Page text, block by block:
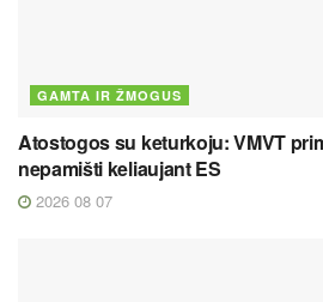
GAMTA IR ŽMOGUS
Atostogos su keturkoju: VMVT
nepamišti keliaujant ES
2026 08 07